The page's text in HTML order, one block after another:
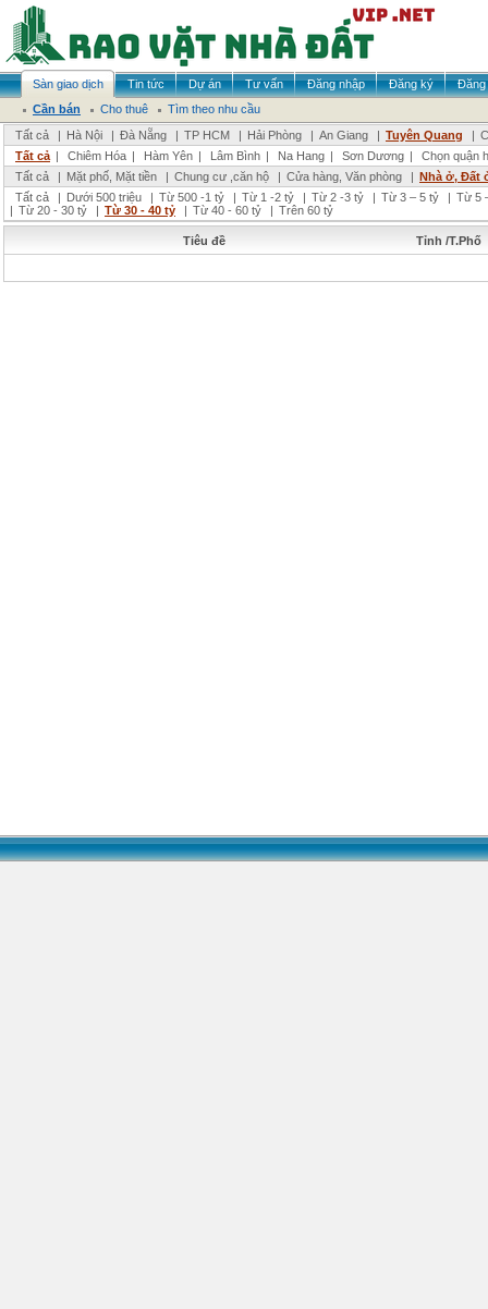
Sàn giao dịch Tin tức Dự án Tư vấn Đăng nhập Đăng ký
Đăng
Cần bán
Cho thuê
Tìm theo nhu cầu
Tất cả
| Hà Nội | Đà Nẵng | TP HCM | Hải Phòng | An Giang | Tuyên Quang |
Tất cả | Chiêm Hóa | Hàm Yên | Lâm Bình | Na Hang | Sơn Dương |
Chọn quận
Tất cả
| Mặt phố, Mặt tiền | Chung cư ,căn hộ | Cửa hàng, Văn phòng | Nhà ở, Đất
Tất cả
| Dưới 500 triệu | Từ 500 -1 tỷ | Từ 1 -2 tỷ | Từ 2 -3 tỷ | Từ 3 – 5 tỷ | Từ 5
| Từ 20 - 30 tỷ | Từ 30 - 40 tỷ | Từ 40 - 60 tỷ | Trên 60 tỷ
Tiêu đề Tỉnh /T.Phố